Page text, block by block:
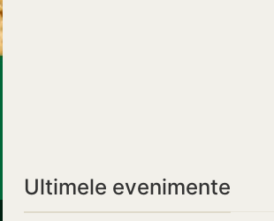
Ultimele evenimente